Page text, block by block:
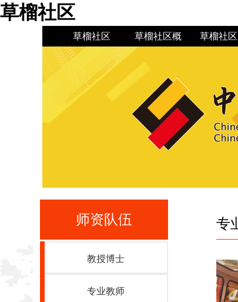
草榴社区
草榴社区 草榴社区概
草榴社区简
介
草榴社
闻
师资队伍
教授博士
专业教师
专